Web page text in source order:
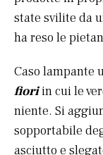
state svilite da
ha reso le
Caso lampante
fioriin cui le
niente. Si
sopportabile
asciutto e